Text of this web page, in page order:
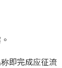
即完成应征流